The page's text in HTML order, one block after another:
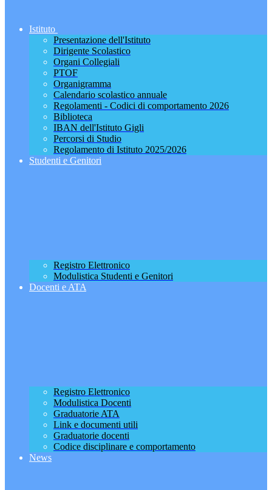
Istituto
Presentazione dell'Istituto
Dirigente Scolastico
Organi Collegiali
PTOF
Organigramma
Calendario scolastico annuale
Regolamenti - Codici di comportamento 2026
Biblioteca
IBAN dell'Istituto Gigli
Percorsi di Studio
Regolamento di Istituto 2025/2026
Studenti e Genitori
Registro Elettronico
Modulistica Studenti e Genitori
Docenti e ATA
Registro Elettronico
Modulistica Docenti
Graduatorie ATA
Link e documenti utili
Graduatorie docenti
Codice disciplinare e comportamento
News